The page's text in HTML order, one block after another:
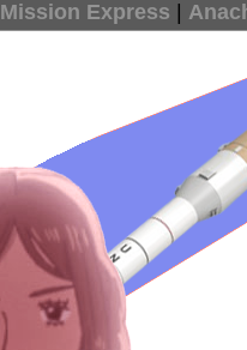
Mission Express